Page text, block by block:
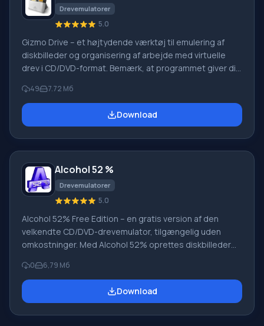
Drevemulatorer
5.0
Gizmo Drive – et højtydende værktøj til emulering af
diskbilleder og organisering af arbejde med virtuelle
drev i CD/DVD-format. Bemærk, at programmet giver dig
kan du montere diskbilleder i forskellige formater såsom
NRG, CCD, IMG, CUE, ISO, BIN, MDS og MDF. Derudover
kan Gizmo Drive arbejde med VHD-filer, der bruges af
49 7.72 Мб
Download
Alcohol 52 %
Drevemulatorer
5.0
Alcohol 52% Free Edition – en gratis version af den
velkendte CD/DVD-drevemulator, tilgængelig uden
omkostninger. Med Alcohol 52% oprettes diskbilleder
kan du helt eliminere brugen af optiske diske.
Hovedforskellen fra den betalte version Alcohol 120% -
Alcohol 52% Free Edition mangler evnen til at brænde
0 6,79 Мб
Download